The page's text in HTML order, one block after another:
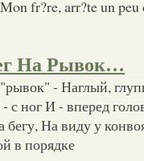
fr?re, arr?te un
На Рывок…
- Наглый,
- с ног И - вперед
бегу, На виду у
в порядке